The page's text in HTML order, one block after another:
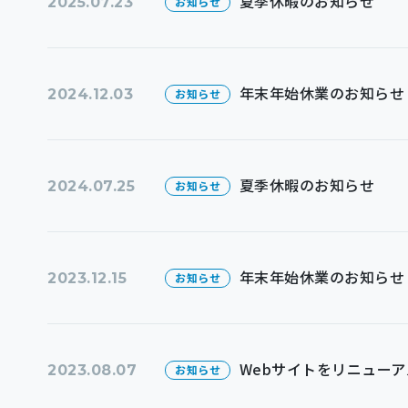
2024.12.03 お知らせ 年末年始休業のお知らせ
2024.07.25 お知らせ 夏季休暇のお知らせ
2023.12.15 お知らせ 年末年始休業のお知らせ
2023.08.07 お知らせ Webサイトをリニューア